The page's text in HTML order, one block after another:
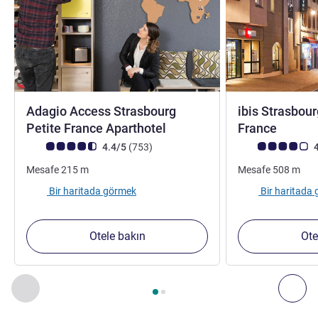
Önceki - Yakınlardaki diğer tesislerimiz
Sayfa , Yakınlardaki diğer tesislerimiz 1 :, Yakınlardaki
Adagio Access Strasbourg
Petite France Aparthotel
Avis müşterileri puanı (ALL Puanlama)
4.4/5 (753görüş
)
Mesafe215 m
Bir haritada görmek
Otele bakın
ibis
France
Avis müşterileri
Mesafe 508 m
Bir haritada